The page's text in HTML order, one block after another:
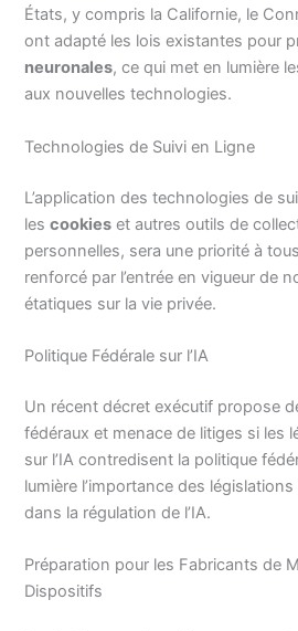
États, y compris la Californie, le
ont adapté les lois existantes pour
neuronales, ce qui met en lumière
aux nouvelles technologies.
Technologies de Suivi en Ligne
L’application des technologies de
lescookies et autres outils de
personnelles, sera une priorité à
renforcé par l’entrée en vigueur de
étatiques sur la vie privée.
Politique Fédérale sur l’IA
Un récent décret exécutif propose
fédéraux et menace de litiges si les
sur l’IA contredisent la politique
lumière l’importance des
dans la régulation de l’IA.
Préparation pour les Fabricants de
Dispositifs